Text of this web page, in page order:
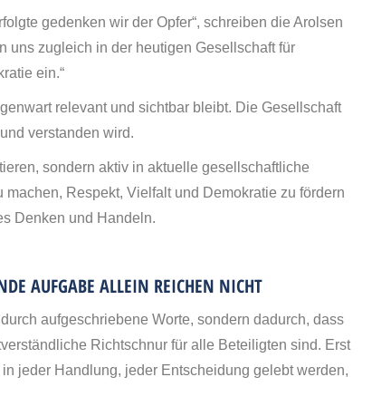
gedenken wir der Opfer“, schreiben die Arolsen
uns zugleich in der heutigen Gesellschaft für
ein.“
relevant und sichtbar bleibt. Die Gesellschaft
verstanden wird.
sondern aktiv in aktuelle gesellschaftliche
Respekt, Vielfalt und Demokratie zu fördern
Denken und Handeln.
AUFGABE ALLEIN REICHEN NICHT
aufgeschriebene Worte, sondern dadurch, dass
Richtschnur für alle Beteiligten sind. Erst
jeder Handlung, jeder Entscheidung gelebt werden,